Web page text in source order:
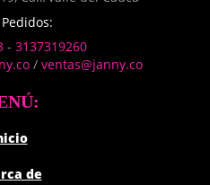
- 3137319260
/ ventas@janny.co
de